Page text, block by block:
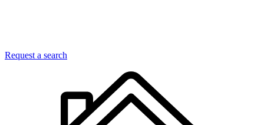
Request a search